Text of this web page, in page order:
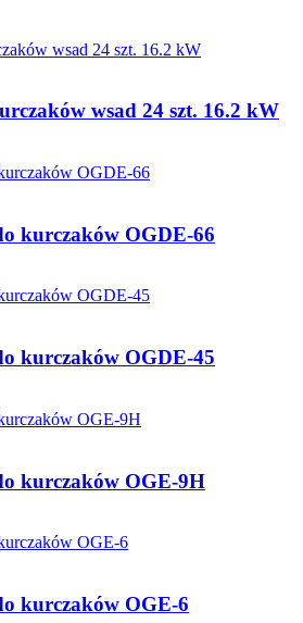
wsad 24 szt. 16.2 kW
kurczaków OGDE-66
kurczaków OGDE-45
kurczaków OGE-9H
kurczaków OGE-6